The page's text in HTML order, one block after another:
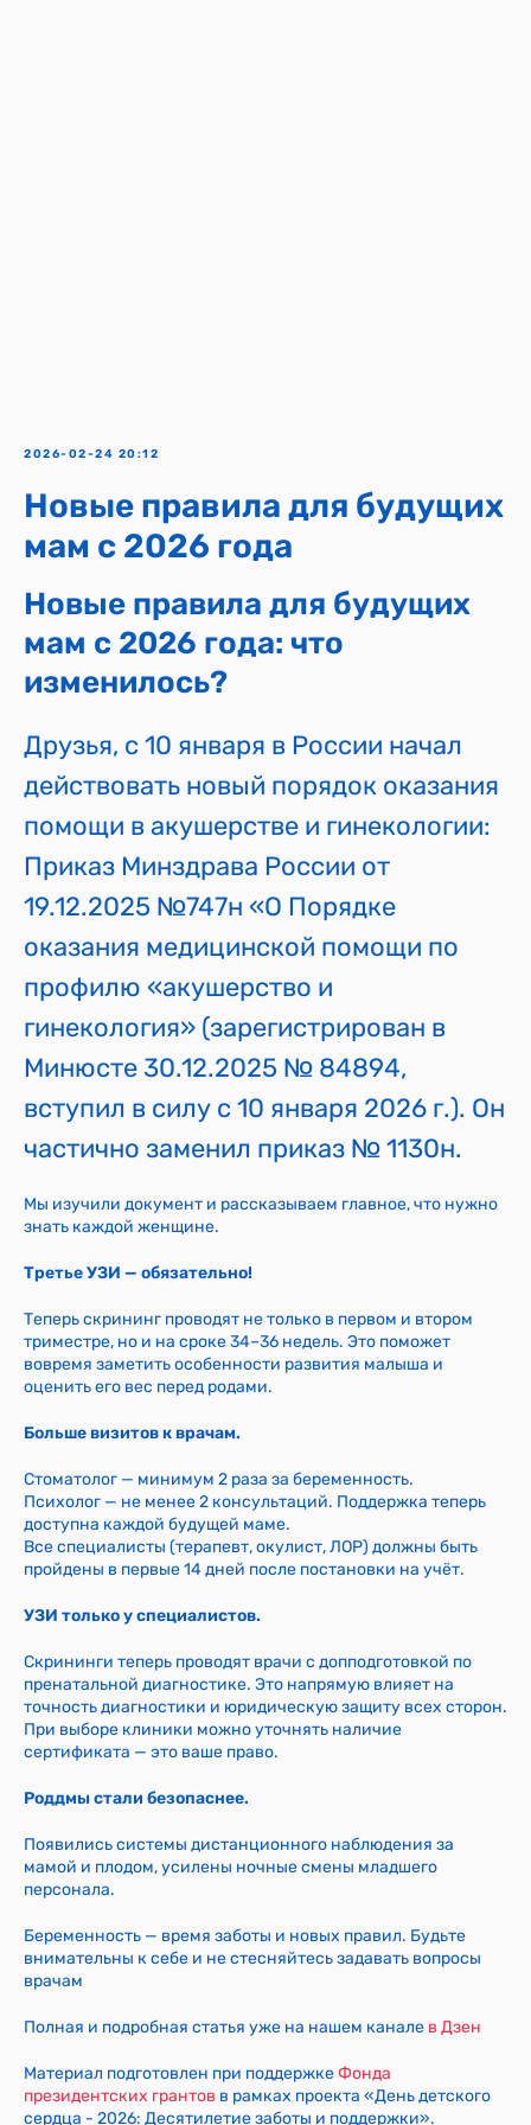
2026-02-24 20:12
Новые правила для будущих
мам с 2026 года
Новые правила для будущих
мам с 2026 года: что
изменилось?
Друзья, с 10 января в России начал
действовать новый порядок оказания
помощи в акушерстве и гинекологии:
Приказ Минздрава России от
19.12.2025 №747н «О Порядке
оказания медицинской помощи по
профилю «акушерство и
гинекология» (зарегистрирован в
Минюсте 30.12.2025 № 84894,
вступил в силу с 10 января 2026 г.). Он
частично заменил приказ № 1130н.
Мы изучили документ и рассказываем главное, что нужно
знать каждой женщине.
Третье УЗИ — обязательно!
Теперь скрининг проводят не только в первом и втором
триместре, но и на сроке 34–36 недель. Это поможет
вовремя заметить особенности развития малыша и
оценить его вес перед родами.
Больше визитов к врачам.
Стоматолог — минимум 2 раза за беременность.
Психолог — не менее 2 консультаций. Поддержка теперь
доступна каждой будущей маме.
Все специалисты (терапевт, окулист, ЛОР) должны быть
пройдены в первые 14 дней после постановки на учёт.
УЗИ только у специалистов.
Скрининги теперь проводят врачи с допподготовкой по
пренатальной диагностике. Это напрямую влияет на
точность диагностики и юридическую защиту всех сторон.
При выборе клиники можно уточнять наличие
сертификата — это ваше право.
Роддмы стали безопаснее.
Появились системы дистанционного наблюдения за
мамой и плодом, усилены ночные смены младшего
персонала.
Беременность — время заботы и новых правил. Будьте
внимательны к себе и не стесняйтесь задавать вопросы
врачам
Полная и подробная статья уже на нашем канале в Дзен
Материал подготовлен при поддержкеФонда
президентских грантов в рамках проекта «День детского
сердца - 2026: Десятилетие заботы и поддержки».